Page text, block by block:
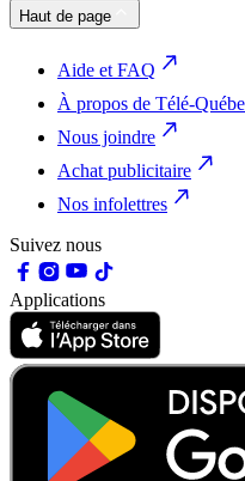
Haut de page
Aide et FAQ
À propos de Télé-
Nous joindre
Achat publicitaire
Nos infolettres
Suivez nous
Applications